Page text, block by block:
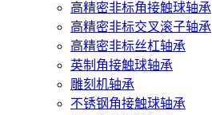
高精密非标角接触球轴承
高精密非标交叉滚子轴承
高精密非标丝杠轴承
英制角接触球轴承
雕刻机轴承
不锈钢角接触球轴承